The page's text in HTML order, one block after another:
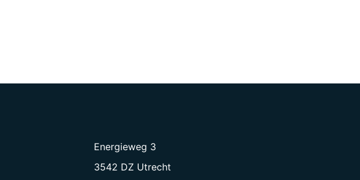
Energieweg 3
3542 DZ Utrecht